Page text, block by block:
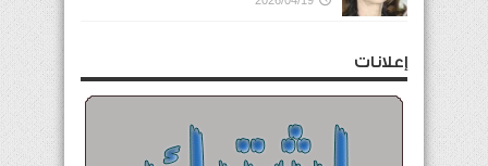
إعلانات